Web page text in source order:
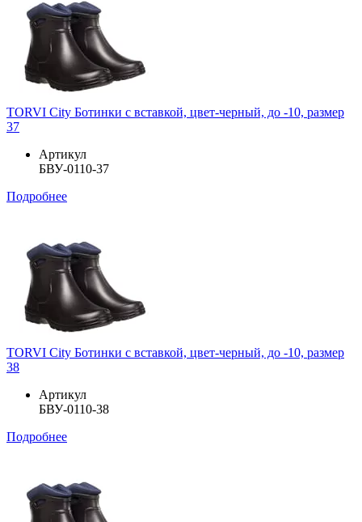
TORVI City Ботинки с вставкой, цвет-черный, до -10, размер
37
Артикул
БВУ-0110-37
Подробнее
TORVI City Ботинки с вставкой, цвет-черный, до -10, размер
38
Артикул
БВУ-0110-38
Подробнее